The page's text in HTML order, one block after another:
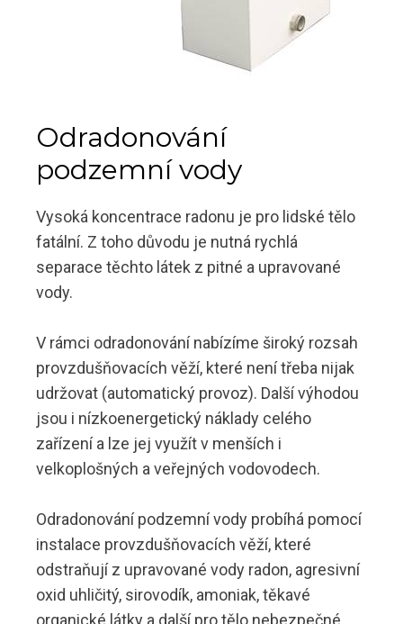
Odradonování
podzemní vody
Vysoká koncentrace radonu je pro lidské tělo
fatální. Z toho důvodu je nutná rychlá
separace těchto látek z pitné a upravované
vody.
V rámci odradonování nabízíme široký rozsah
provzdušňovacích věží, které není třeba nijak
udržovat (automatický provoz). Další výhodou
jsou i nízkoenergetický náklady celého
zařízení a lze jej využít v menších i
velkoplošných a veřejných vodovodech.
Odradonování podzemní vody probíhá pomocí
instalace provzdušňovacích věží, které
odstraňují z upravované vody radon, agresivní
oxid uhličitý, sirovodík, amoniak, těkavé
organické látky a další pro tělo nebezpečné